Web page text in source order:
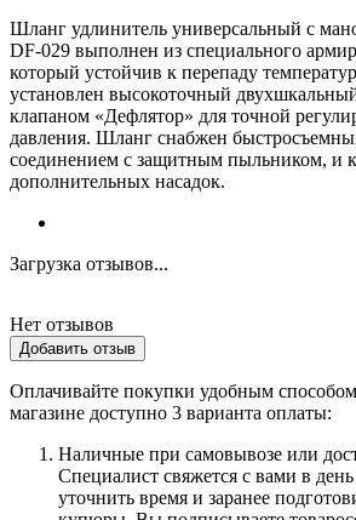
Шланг удлинитель универсальный с
DF-029 выполнен из специального
который устойчив к перепаду
установлен высокоточный
клапаном «Дефлятор» для точной
давления. Шланг снабжен
соединением с защитным пыльником, и
дополнительных насадок.
Загрузка отзывов...
Нет отзывов
Добавить отзыв
Оплачивайте покупки удобным
магазине доступно 3 варианта оплаты:
Наличные при самовывозе или
Специалист свяжется с вами в
уточнить время и заранее